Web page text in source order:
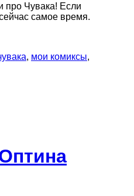
про Чувака! Если
самое время.
, мои комиксы,